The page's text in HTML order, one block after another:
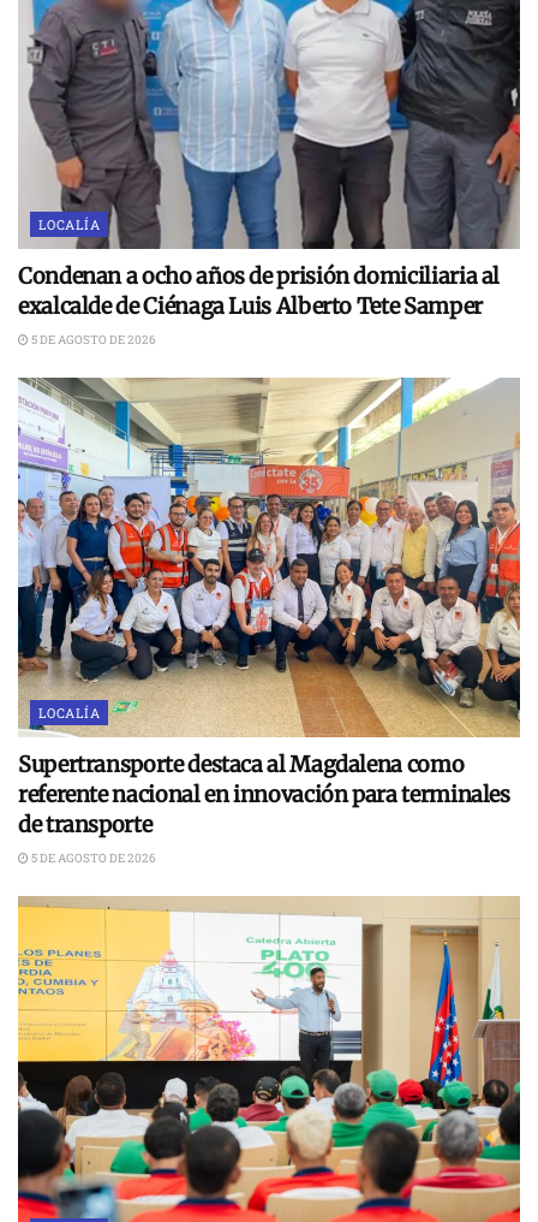
LOCALÍA
Condenan a ocho años de prisión domiciliaria al
exalcalde de Ciénaga Luis Alberto Tete Samper
5 DE AGOSTO DE 2026
LOCALÍA
Supertransporte destaca al Magdalena como
referente nacional en innovación para terminales
de transporte
5 DE AGOSTO DE 2026